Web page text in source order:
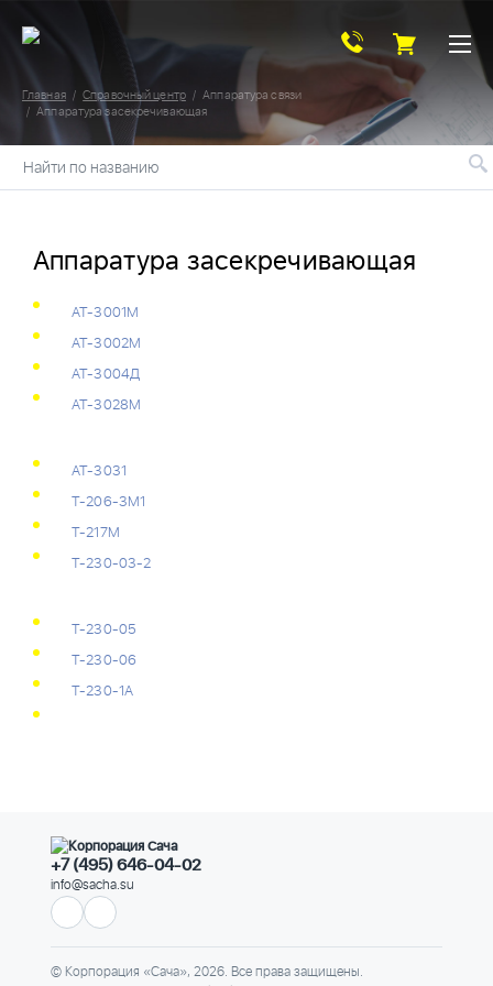
Главная Справочный центр
Аппаратура связи
Аппаратура засекречивающая
Найти по названию
Аппаратура засекречивающая
АТ-3001М
АТ-3002М
АТ-3004Д
АТ-3028М
АТ-3031
Т-206-3М1
Т-217М
Т-230-03-2
Т-230-05
Т-230-06
Т-230-1А
+7 (495) 646-04-02
info@sacha.su
© Корпорация «Сача», 2026. Все права защищены.